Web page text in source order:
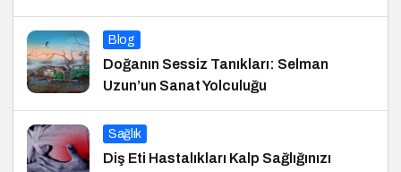
Blog
Doğanın Sessiz Tanıkları: Selman
Uzun’un Sanat Yolculuğu
Sağlık
Diş Eti Hastalıkları Kalp Sağlığınızı